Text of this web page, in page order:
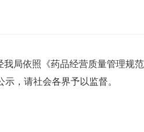
依照《药品经营质量管理规
，请社会各界予以监督。